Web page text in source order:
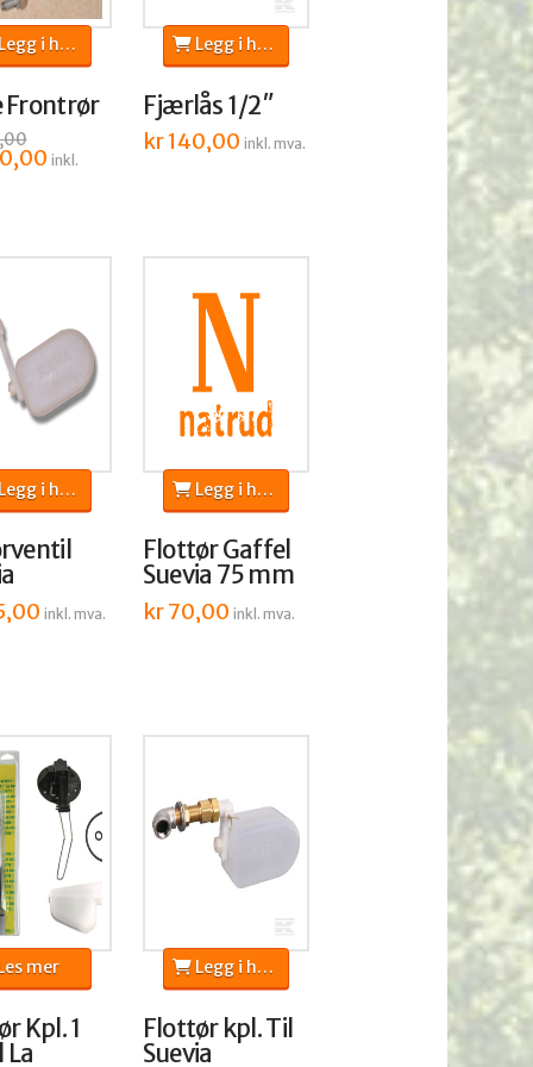
Frontrør
Nåværende
pris
inkl.
i handlekurv
Fjærlås 1/2″
kr140,00 inkl. mva.
Legg i handlekurv
inkl. mva.
i handlekurv
Flottør Gaffel
Suevia 75 mm
kr70,00 inkl. mva.
Legg i handlekurv
Kpl. 1
La
mer
Flottør kpl. Til
Suevia
Legg i handlekurv